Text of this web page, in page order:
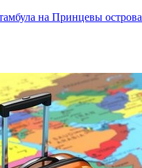
на Принцевы острова